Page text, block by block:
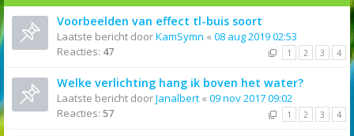
Voorbeelden van effect tl-buis soort
Laatste bericht doorKamSymn « 08 aug 2019 02:53
Reacties: 47 1 2 3 4
Welke verlichting hang ik boven het water?
Laatste bericht doorJanalbert « 09 nov 2017 09:02
Reacties: 57 1 2 3 4